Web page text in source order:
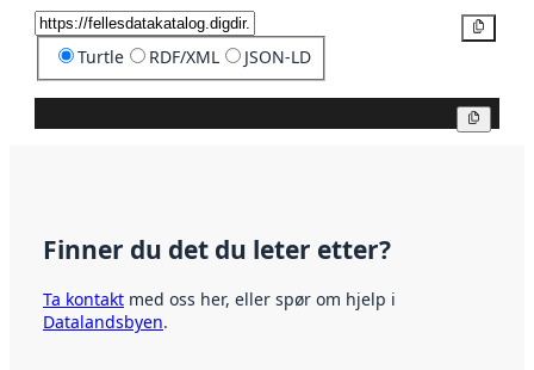
Turtle RDF/XML JSON-LD
Finner du det du leter etter?
Ta kontakt med oss her, eller spør om hjelp i
Datalandsbyen.